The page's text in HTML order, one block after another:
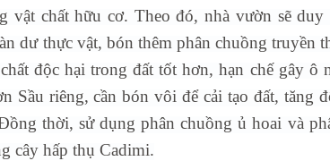
vật chất hữu cơ. Theo đó, nhà vườn sẽ
dư thực vật, bón thêm phân chuồng truyền
độc hại trong đất tốt hơn, hạn chế gây ô
Sầu riêng, cần bón vôi để cải tạo đất, tăng
thời, sử dụng phân chuồng ủ hoai và
cây hấp thụ Cadimi.